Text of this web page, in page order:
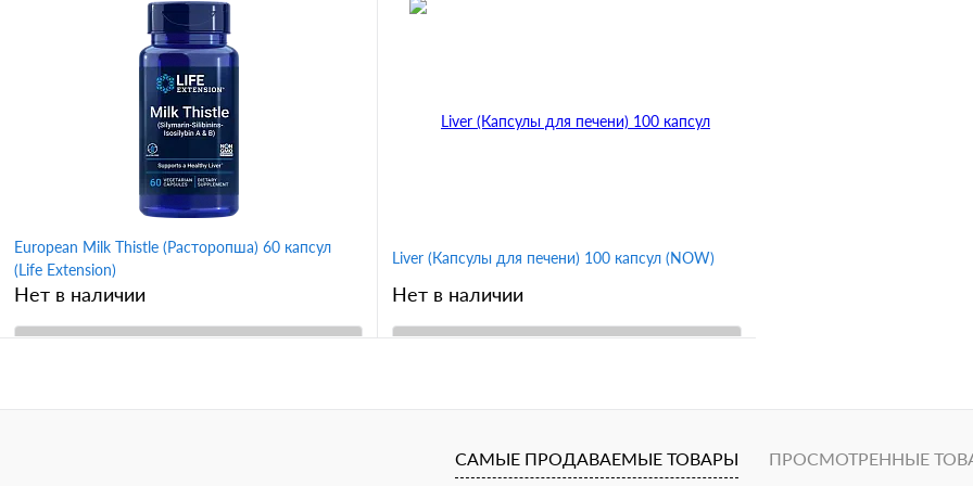
Купить в 1 клик
К сравнению
European Milk Thistle (Расторопша) 60 капсул
(Life Extension)
Нет в наличии
Купить в 1 клик
К сравнению
Liver (Капсулы для печени) 100 капсул (NOW)
Нет в наличии
Купить в 1 клик
К сравнению
В избранное
САМЫЕ ПРОДАВАЕМЫЕ ТОВАРЫ ПРОСМОТРЕННЫЕ